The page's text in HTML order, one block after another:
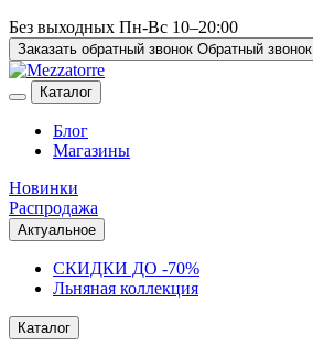
Без выходных Пн-Вс 10–20:00
Заказать обратный звонок Обратный звонок
Каталог
Блог
Магазины
Новинки
Распродажа
Актуальное
СКИДКИ ДО -70%
Льняная коллекция
Каталог